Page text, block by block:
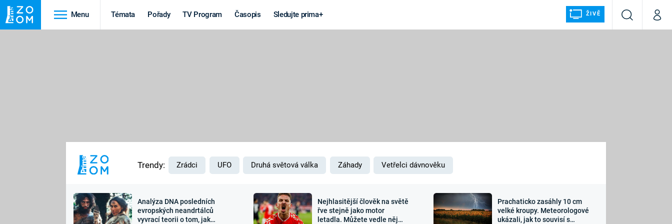
Menu Témata Pořady TV Program Časopis Sledujte prima+ ŽIVĚ
VyhledáváníMůj
MARS
Výročí
Záhady a
Zajímavosti Sledujte nás
Trendy: Zrádci UFO Druhá světová válka Záhady Vetřelci dávnověku
Analýza DNA posledních
evropských neandrtálců
vyvrací teorii o tom, jak
Nejhlasitější člověk na světě
řve stejně jako motor
letadla. Můžete vedle něj
Prachaticko zasáhly 10 cm
velké kroupy. Meteorologové
ukázali, jak to souvisí s